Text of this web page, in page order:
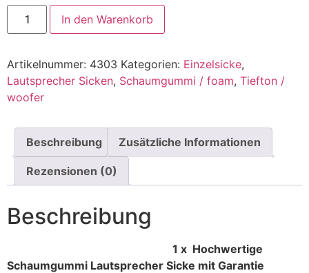
In den Warenkorb
Artikelnummer: 4303 Kategorien: Einzelsicke,
Lautsprecher Sicken, Schaumgummi / foam, Tiefton /
woofer
Beschreibung Zusätzliche Informationen
Rezensionen (0)
Beschreibung
1 x Hochwertige
Schaumgummi Lautsprecher Sicke mit Garantie